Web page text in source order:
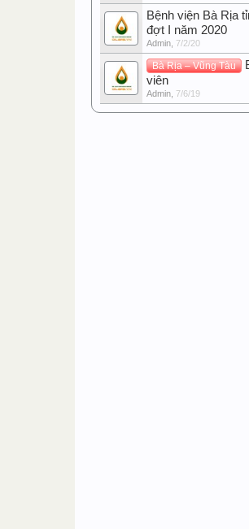
Bệnh viện Bà Rịa
đợt I năm 2020
Admin, 7/2/20
Bà Rịa – Vũng Tàu
viên
Admin, 7/6/19